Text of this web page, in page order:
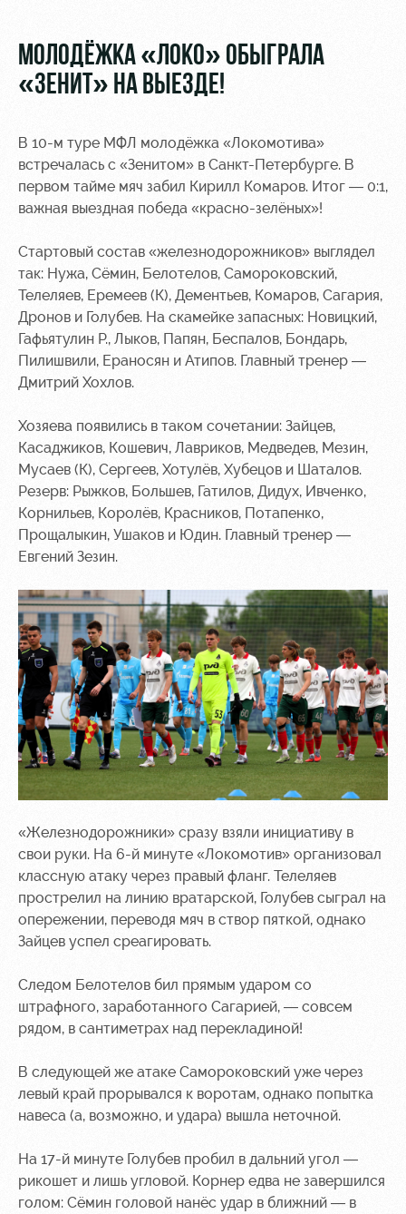
Фото
Места для
МГН
РЖД
Организация
мероприятий
Аренда
полей
Аренда
Ледовый
дворец
Занятия
спортом
Локо
Локо-Лето
Академия
Как
поступить
Контакты
Академии
Информация
болельщиков
Банковская
карта
«Локомотив»
Заставки
Карта
болельщика
Программа
лояльности
Информация
МГН
МОЛОДЁЖКА «ЛОКО» ОБЫГРАЛА
«ЗЕНИТ» НА ВЫЕЗДЕ!
В 10-м туре МФЛ молодёжка «Локомотива»
встречалась с «Зенитом» в Санкт-Петербурге. В
первом тайме мяч забил Кирилл Комаров. Итог — 0:1,
важная выездная победа «красно-зелёных»!
Стартовый состав «железнодорожников» выглядел
так: Нужа, Сёмин, Белотелов, Самороковский,
Телеляев, Еремеев (К), Дементьев, Комаров, Сагария,
Дронов и Голубев. На скамейке запасных: Новицкий,
Гафьятулин Р., Лыков, Папян, Беспалов, Бондарь,
Пилишвили, Ераносян и Атипов. Главный тренер —
Дмитрий Хохлов.
Хозяева появились в таком сочетании: Зайцев,
Касаджиков, Кошевич, Лавриков, Медведев, Мезин,
Мусаев (К), Сергеев, Хотулёв, Хубецов и Шаталов.
Резерв: Рыжков, Большев, Гатилов, Дидух, Ивченко,
Корнильев, Королёв, Красников, Потапенко,
Прощалыкин, Ушаков и Юдин. Главный тренер —
Евгений Зезин.
«Железнодорожники» сразу взяли инициативу в
свои руки. На 6-й минуте «Локомотив» организовал
классную атаку через правый фланг. Телеляев
прострелил на линию вратарской, Голубев сыграл на
опережении, переводя мяч в створ пяткой, однако
Зайцев успел среагировать.
Следом Белотелов бил прямым ударом со
штрафного, заработанного Сагарией, — совсем
рядом, в сантиметрах над перекладиной!
В следующей же атаке Самороковский уже через
левый край прорывался к воротам, однако попытка
навеса (а, возможно, и удара) вышла неточной.
На 17-й минуте Голубев пробил в дальний угол —
рикошет и лишь угловой. Корнер едва не завершился
голом: Сёмин головой нанёс удар в ближний — в